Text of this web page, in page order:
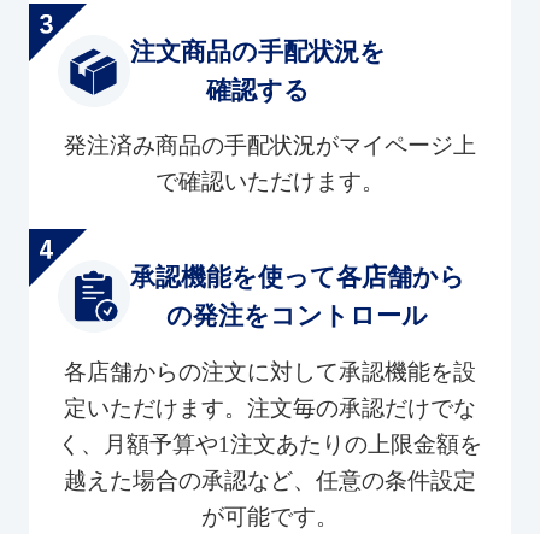
注文商品の手配状況を
確認する
発注済み商品の手配状況がマイページ上
で確認いただけます。
承認機能を使って各店舗から
の発注をコントロール
各店舗からの注文に対して承認機能を設
定いただけます。注文毎の承認だけでな
く、月額予算や1注文あたりの上限金額を
越えた場合の承認など、任意の条件設定
が可能です。